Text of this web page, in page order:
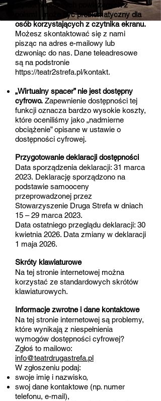
etykiet tekstowych powiązanych z
polami i może być problematyczny dla
osób korzystających z czytnika ekranu.
Możesz skontaktować się z nami
pisząc na adres e-mailowy lub
dzwoniąc do nas. Dane teleadresowe
są na podstronie
https://teatr2strefa.pl/kontakt.
„Wirtualny spacer” nie jest dostępny
cyfrowo. Zapewnienie dostępności tej
funkcji oznacza bardzo wysokie koszty,
które oceniliśmy jako „nadmierne
obciążenie” opisane w ustawie o
dostępności cyfrowej.
Przygotowanie deklaracji dostępności
Data sporządzenia deklaracji: 31 marca
2023. Deklarację sporządzono na
podstawie samooceny
przeprowadzonej przez
Stowarzyszenie Druga Strefa w dniach
15 – 29 marca 2023.
Data ostatniego przeglądu deklaracji: 30
kwietnia 2026. Data zmiany w deklaracji
1 maja 2026.
Skróty klawiaturowe
Na tej stronie internetowej można
korzystać ze standardowych skrótów
klawiaturowych.
Informacje zwrotne i dane kontaktowe
Na tej stronie internetowej są problemy,
które wynikają z niespełnienia
wymogów dostępności cyfrowej?
Zgłoś to mailowo:
info@teatrdrugastrefa.pl
W zgłoszeniu podaj:
swoje imię i nazwisko,
swoj dane kontaktowe (np. numer
telefonu, e-mail),